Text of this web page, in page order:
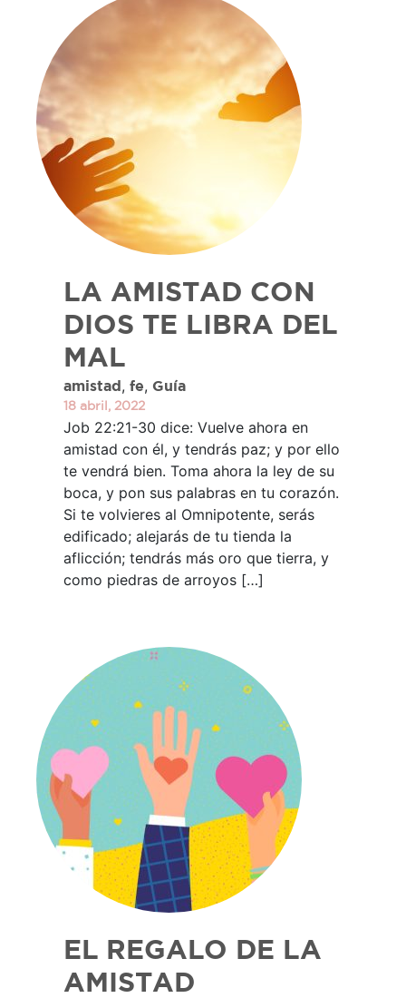
LA AMISTAD CON
DIOS TE LIBRA DEL
MAL
amistad , fe, Guía
18 abril, 2022
Job 22:21-30 dice: Vuelve ahora en
amistad con él, y tendrás paz; y por ello
te vendrá bien. Toma ahora la ley de su
boca, y pon sus palabras en tu corazón.
Si te volvieres al Omnipotente, serás
edificado; alejarás de tu tienda la
aflicción; tendrás más oro que tierra, y
como piedras de arroyos […]
EL REGALO DE LA
AMISTAD